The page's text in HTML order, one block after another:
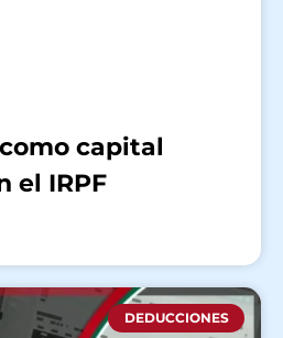
capital
el IRPF
DEDUCCIONES